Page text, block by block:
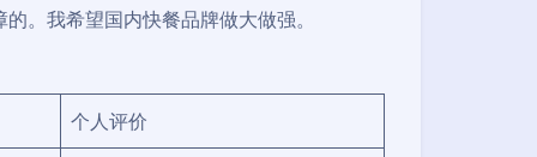
。我希望国内快餐品牌做大做强。
个人评价